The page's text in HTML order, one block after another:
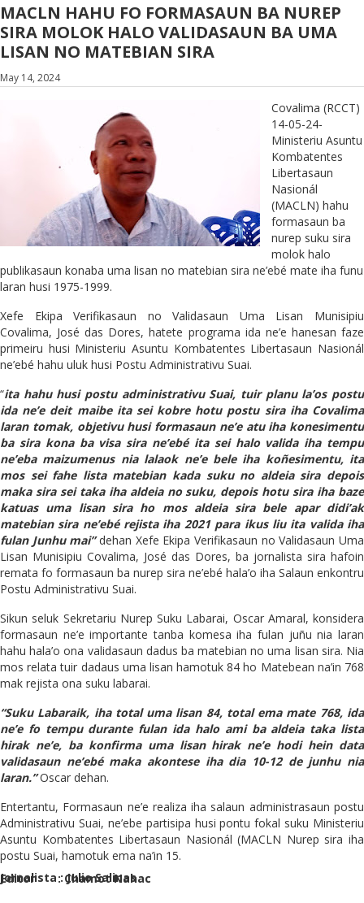
MACLN HAHU FO FORMASAUN BA NUREP
SIRA MOLOK HALO VALIDASAUN BA UMA
LISAN NO MATEBIAN SIRA
May 14, 2024
Covalima (RCCT)
14-05-24-
Ministeriu Asuntu
Kombatentes
Libertasaun
Nasionál
(MACLN) hahu
formasaun ba
nurep suku sira
molok halo
publikasaun konaba uma lisan no matebian sira ne’ebé mate iha funu
laran husi 1975-1999.
Xefe Ekipa Verifikasaun no Validasaun Uma Lisan Munisipiu
Covalima, José das Dores, hatete programa ida ne’e hanesan faze
primeiru husi Ministeriu Asuntu Kombatentes Libertasaun Nasionál
ne’ebé hahu uluk husi Postu Administrativu Suai.
“ita hahu husi postu administrativu Suai, tuir planu la’os postu
ida ne’e deit maibe ita sei kobre hotu postu sira iha Covalima
laran tomak, objetivu husi formasaun ne’e atu iha konesimentu
ba sira kona ba visa sira ne’ebé ita sei halo valida iha tempu
ne’eba maizumenus nia lalaok ne’e bele iha koñesimentu, ita
mos sei fahe lista matebian kada suku no aldeia sira depois
maka sira sei taka iha aldeia no suku, depois hotu sira iha baze
katuas uma lisan sira ho mos aldeia sira bele apar didi’ak
matebian sira ne’ebé rejista iha 2021 para ikus liu ita valida iha
fulan Junhu mai”dehan Xefe Ekipa Verifikasaun no Validasaun Uma
Lisan Munisipiu Covalima, José das Dores, ba jornalista sira hafoin
remata fo formasaun ba nurep sira ne’ebé hala’o iha Salaun enkontru
Postu Administrativu Suai.
Sikun seluk Sekretariu Nurep Suku Labarai, Oscar Amaral, konsidera
formasaun ne’e importante tanba komesa iha fulan juñu nia laran
hahu hala’o ona validasaun dadus ba matebian no uma lisan sira. Nia
mos relata tuir dadaus uma lisan hamotuk 84 ho Matebean na’in 768
mak rejista ona suku labarai.
“Suku Labaraik, ihatotal uma lisan 84, total ema mate 768, ida
ne’e fo tempu durante fulan ida halo ami ba aldeia taka lista
hirak ne’e, ba konfirma uma lisan hirak ne’e hodi hein data
validasaun ne’ebé maka akontese iha dia 10-12 de junhu nia
laran.”Oscar dehan.
Entertantu, Formasaun ne’e realiza iha salaun administrasaun postu
Administrativu Suai, ne’ebe partisipa husi pontu fokal suku Ministeriu
Asuntu Kombatentes Libertasaun Nasionál (MACLN Nurep sira iha
postu Suai, hamotuk ema na’in 15.
Jornalista : Julio Salinas
Editor : Chamot Nahac